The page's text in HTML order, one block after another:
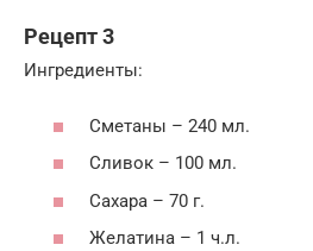
Рецепт 3
Ингредиенты:
Сметаны – 240 мл.
Сливок – 100 мл.
Сахара – 70 г.
Желатина – 1 ч.л.